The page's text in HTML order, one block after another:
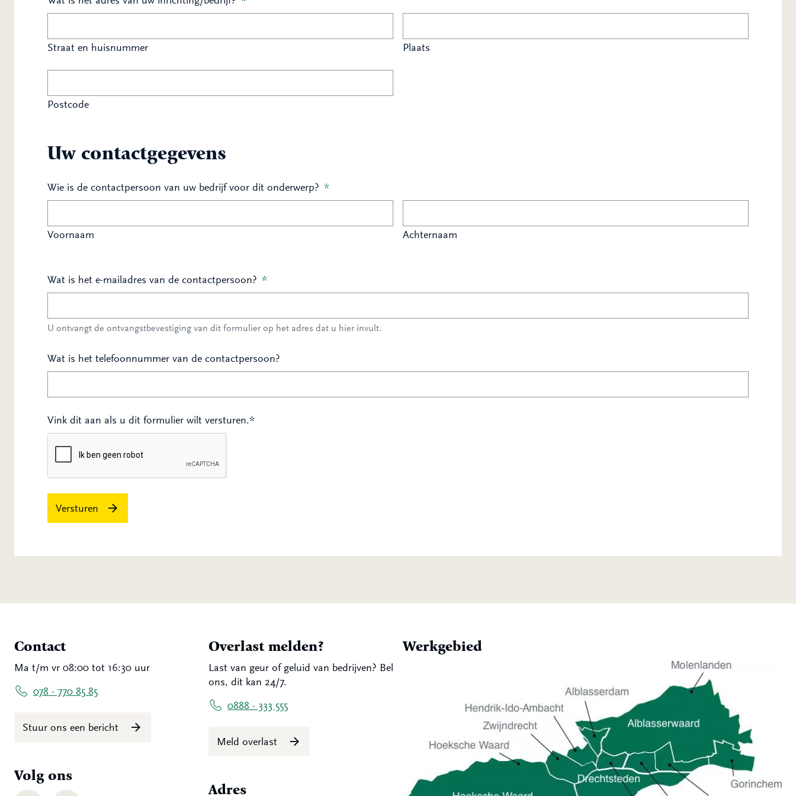
Straat en huisnummer Plaats
Postcode
Uw contactgegevens
Wie is de contactpersoon van uw bedrijf voor dit onderwerp? *
Voornaam Achternaam
Wat is het e-mailadres van de contactpersoon? *
U ontvangt de ontvangstbevestiging van dit formulier op het adres dat u hier invult.
Wat is het telefoonnummer van de contactpersoon?
Vink dit aan als u dit formulier wilt versturen.*
Versturen
Contact
Ma t/m vr 08:00 tot 16:30 uur
078 - 770 85 85
Stuur ons een bericht
Volg ons
Overlast melden?
Last van geur of geluid van bedrijven? Bel
ons, dit kan 24/7.
0888 - 333 555
Meld overlast
Adres
Werkgebied